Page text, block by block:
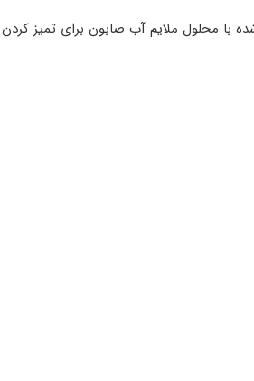
با محلول ملایم آب صابون برای تمیز کردن